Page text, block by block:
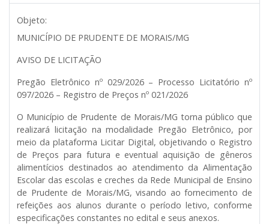
Objeto:
MUNICÍPIO DE PRUDENTE DE MORAIS/MG
AVISO DE LICITAÇÃO
Pregão Eletrônico nº 029/2026 – Processo Licitatório nº
097/2026 – Registro de Preços nº 021/2026
O Município de Prudente de Morais/MG torna público que
realizará licitação na modalidade Pregão Eletrônico, por
meio da plataforma Licitar Digital, objetivando o Registro
de Preços para futura e eventual aquisição de gêneros
alimentícios destinados ao atendimento da Alimentação
Escolar das escolas e creches da Rede Municipal de Ensino
de Prudente de Morais/MG, visando ao fornecimento de
refeições aos alunos durante o período letivo, conforme
especificações constantes no edital e seus anexos.